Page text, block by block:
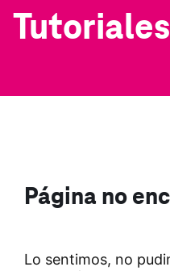
Tutoriales